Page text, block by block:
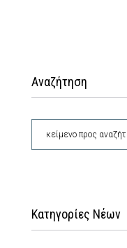
Αναζήτηση
Κατηγορίες Νέων